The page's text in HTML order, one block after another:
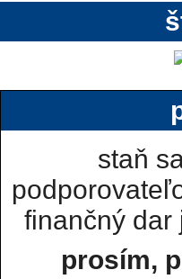
staň
finančný
prosím,